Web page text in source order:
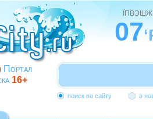
Портал
16+
07
поиск по сайту в